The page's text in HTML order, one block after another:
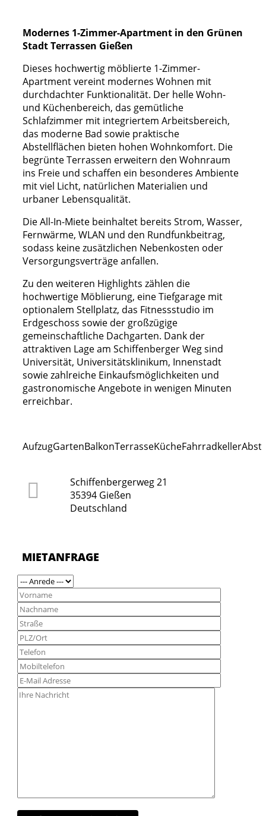
Modernes 1-Zimmer-Apartment in den Grünen
Stadt Terrassen Gießen
Dieses hochwertig möblierte 1-Zimmer-
Apartment vereint modernes Wohnen mit
durchdachter Funktionalität. Der helle Wohn-
und Küchenbereich, das gemütliche
Schlafzimmer mit integriertem Arbeitsbereich,
das moderne Bad sowie praktische
Abstellflächen bieten hohen Wohnkomfort. Die
begrünte Terrassen erweitern den Wohnraum
ins Freie und schaffen ein besonderes Ambiente
mit viel Licht, natürlichen Materialien und
urbaner Lebensqualität.
Die All-In-Miete beinhaltet bereits Strom, Wasser,
Fernwärme, WLAN und den Rundfunkbeitrag,
sodass keine zusätzlichen Nebenkosten oder
Versorgungsverträge anfallen.
Zu den weiteren Highlights zählen die
hochwertige Möblierung, eine Tiefgarage mit
optionalem Stellplatz, das Fitnessstudio im
Erdgeschoss sowie der großzügige
gemeinschaftliche Dachgarten. Dank der
attraktiven Lage am Schiffenberger Weg sind
Universität, Universitätsklinikum, Innenstadt
sowie zahlreiche Einkaufsmöglichkeiten und
gastronomische Angebote in wenigen Minuten
erreichbar.
AufzugGartenBalkonTerrasseKücheFahrradkeller
Schiffenbergerweg 21
35394 Gießen
Deutschland
MIETANFRAGE